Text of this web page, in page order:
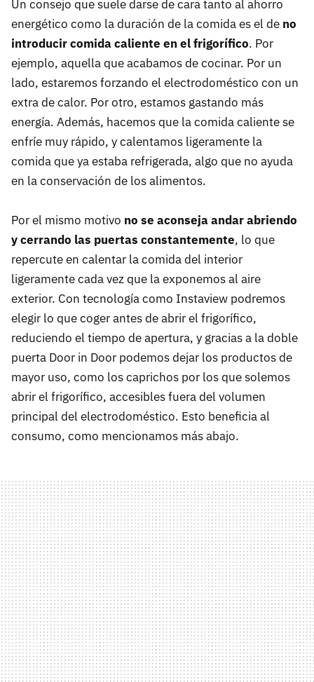
Un consejo que suele darse de cara tanto al ahorro
energético como la duración de la comida es el de no
introducir comida caliente en el frigorífico. Por
ejemplo, aquella que acabamos de cocinar. Por un
lado, estaremos forzando el electrodoméstico con un
extra de calor. Por otro, estamos gastando más
energía. Además, hacemos que la comida caliente se
enfríe muy rápido, y calentamos ligeramente la
comida que ya estaba refrigerada, algo que no ayuda
en la conservación de los alimentos.
Por el mismo motivo no se aconseja andar abriendo
y cerrando las puertas constantemente, lo que
repercute en calentar la comida del interior
ligeramente cada vez que la exponemos al aire
exterior. Con tecnología como Instaview podremos
elegir lo que coger antes de abrir el frigorífico,
reduciendo el tiempo de apertura, y gracias a la doble
puerta Door in Door podemos dejar los productos de
mayor uso, como los caprichos por los que solemos
abrir el frigorífico, accesibles fuera del volumen
principal del electrodoméstico. Esto beneficia al
consumo, como mencionamos más abajo.